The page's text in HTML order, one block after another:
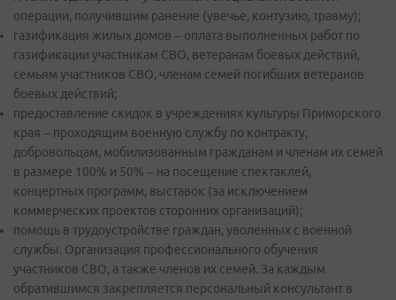
операции, получившим ранение (увечье, контузию, травму);
газификация жилых домов – оплата выполненных работ по
газификации участникам СВО, ветеранам боевых действий,
семьям участников СВО, членам семей погибших ветеранов
боевых действий;
предоставление скидок в учреждениях культуры Приморского
края – проходящим военную службу по контракту,
добровольцам, мобилизованным гражданам и членам их семей
в размере 100% и 50% – на посещение спектаклей,
концертных программ, выставок (за исключением
коммерческих проектов сторонних организаций);
помощь в трудоустройстве граждан, уволенных с военной
службы. Организация профессионального обучения
участников СВО, а также членов их семей. За каждым
обратившимся закрепляется персональный консультант в